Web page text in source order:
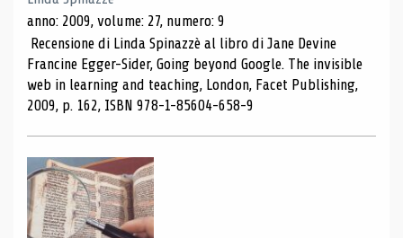
anno: 2009, volume: 27, numero: 9
Recensione di Linda Spinazzè al libro di Jane Devine
Francine Egger-Sider, Going beyond Google. The invisible
web in learning and teaching, London, Facet Publishing,
2009, p. 162, ISBN 978-1-85604-658-9